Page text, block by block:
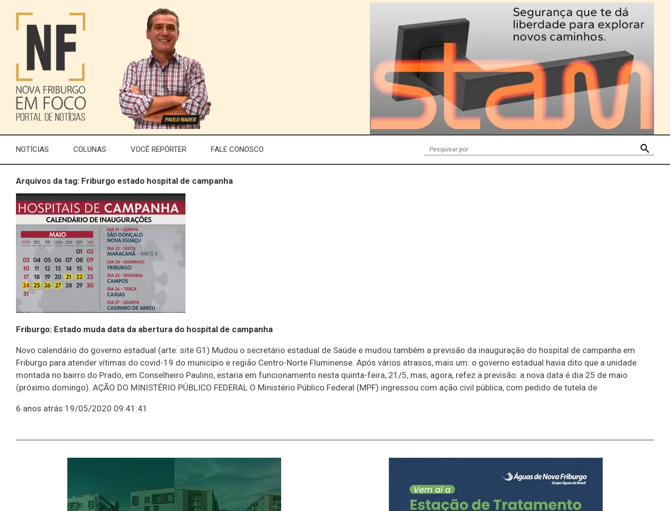
NOTÍCIAS COLUNAS VOCÊ REPÓRTER FALE CONOSCO
Arquivos da tag: Friburgo estado hospital de campanha
Friburgo: Estado muda data da abertura do hospital de campanha
Novo calendário do governo estadual (arte: site G1) Mudou o secretário estadual de Saúde e mudou também a previsão da inauguração do hospital de campanha em
Friburgo para atender vítimas do covid-19 do município e região Centro-Norte Fluminense. Após vários atrasos, mais um: o governo estadual havia dito que a unidade
montada no bairro do Prado, em Conselheiro Paulino, estaria em funcionamento nesta quinta-feira, 21/5, mas, agora, refez a previsão: a nova data é dia 25 de maio
(próximo domingo). AÇÃO DO MINISTÉRIO PÚBLICO FEDERAL O Ministério Público Federal (MPF) ingressou com ação civil pública, com pedido de tutela de
6 anos atrás 19/05/2020 09:41:41